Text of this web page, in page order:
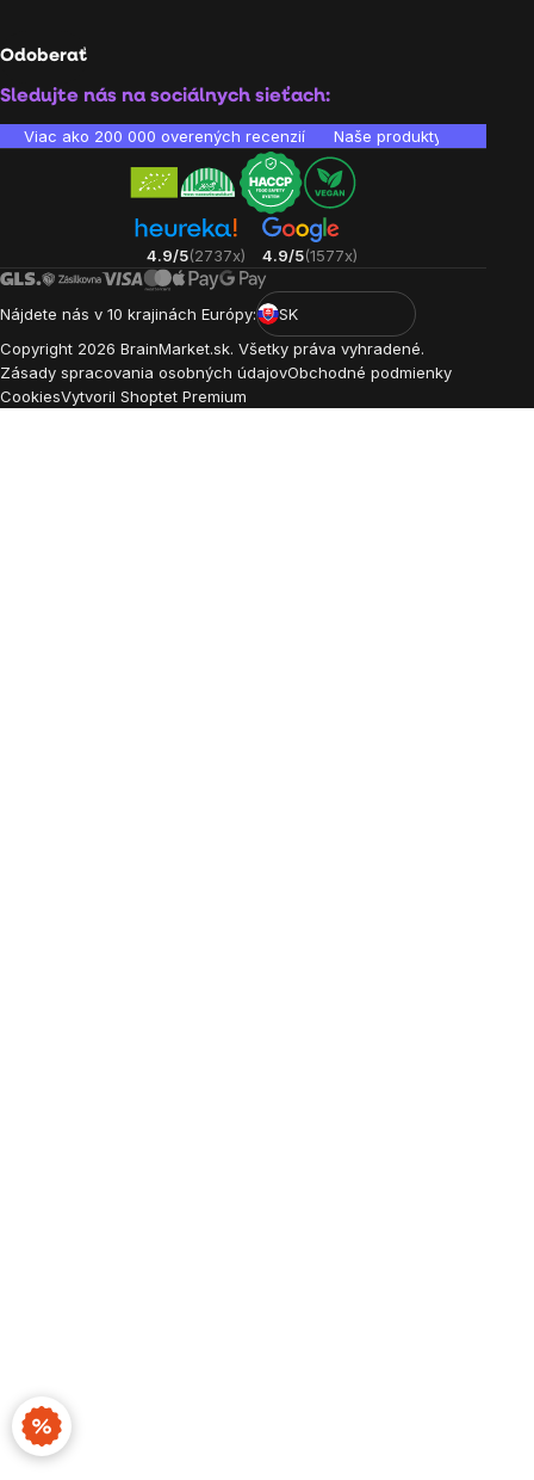
Odoberať
Sledujte nás na sociálnych sieťach:
Viac ako 200 000 overených recenzií Naše produkty sú
4.9/5(2737x) 4.9/5(1577x)
Nájdete nás v 10 krajinách Európy:
SK
Copyright 2026 BrainMarket.sk. Všetky práva vyhradené.
Zásady spracovania osobných údajovObchodné podmienky
CookiesVytvoril Shoptet Premium